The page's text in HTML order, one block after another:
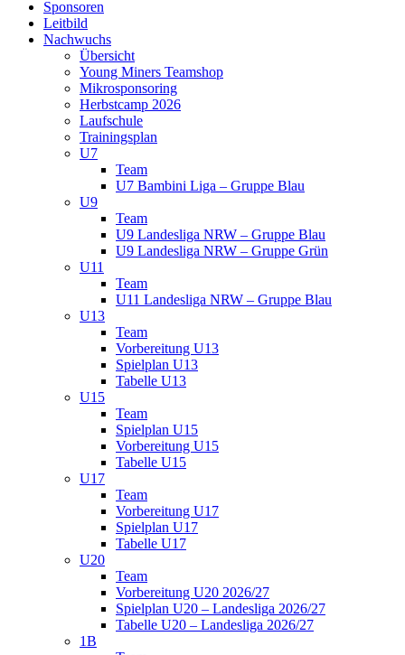
Sponsoren
Leitbild
Nachwuchs
Übersicht
Young Miners Teamshop
Mikrosponsoring
Herbstcamp 2026
Laufschule
Trainingsplan
U7
Team
U7 Bambini Liga – Gruppe Blau
U9
Team
U9 Landesliga NRW – Gruppe Blau
U9 Landesliga NRW – Gruppe Grün
U11
Team
U11 Landesliga NRW – Gruppe Blau
U13
Team
Vorbereitung U13
Spielplan U13
Tabelle U13
U15
Team
Spielplan U15
Vorbereitung U15
Tabelle U15
U17
Team
Vorbereitung U17
Spielplan U17
Tabelle U17
U20
Team
Vorbereitung U20 2026/27
Spielplan U20 – Landesliga 2026/27
Tabelle U20 – Landesliga 2026/27
1B